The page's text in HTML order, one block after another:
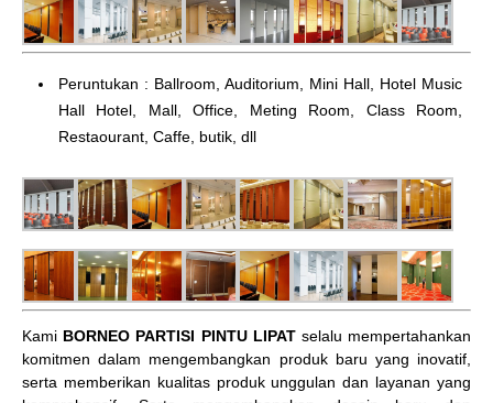
Peruntukan : Ballroom, Auditorium, Mini Hall, Hotel Music
Hall Hotel, Mall, Office, Meting Room, Class Room,
Restaourant, Caffe, butik, dll
Kami BORNEO PARTISI PINTU LIPATselalu mempertahankan
komitmen dalam mengembangkan produk baru yang inovatif,
serta memberikan kualitas produk unggulan dan layanan yang